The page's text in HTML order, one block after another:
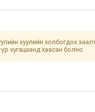
хуулийн холбогдох
хугацаанд хаасан болно.